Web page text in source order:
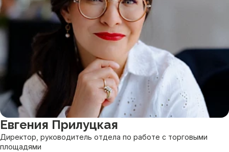
Евгения Прилуцкая
Директор, руководитель отдела по работе с торговыми
площадями